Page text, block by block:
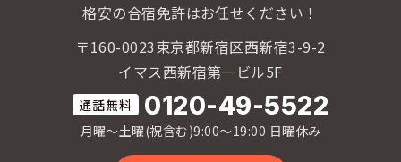
格安の合宿免許はお任せください！
〒160-0023東京都新宿区西新宿3-9-2
イマス西新宿第一ビル5F
0120-49-5522
月曜〜土曜(祝含む)9:00〜19:00 日曜休み